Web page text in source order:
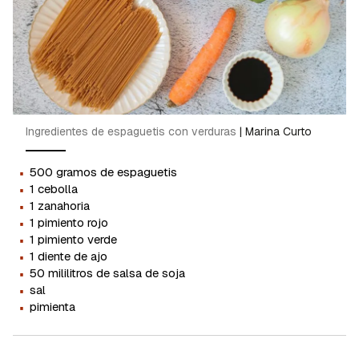
Ingredientes de espaguetis con verduras | Marina Curto
· 500 gramos de espaguetis
· 1 cebolla
· 1 zanahoria
· 1 pimiento rojo
· 1 pimiento verde
· 1 diente de ajo
· 50 mililitros de salsa de soja
· sal
· pimienta